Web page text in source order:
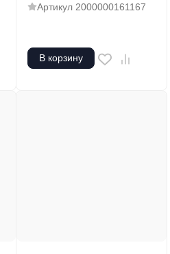
Артикул 2000000161167
В корзину